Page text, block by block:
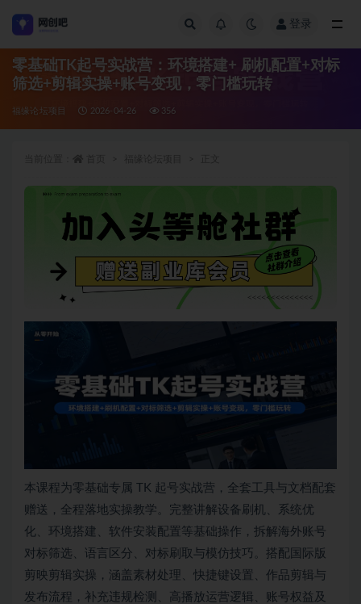
登录
零基础TK起号实战营：环境搭建+ 刷机配置+对标
筛选+剪辑实操+账号变现，零门槛玩转
福缘论坛项目 2026-04-26 356
本课程为零基础专属 TK 起号实战营，全套工具与文档配套
赠送，全程落地实操教学。完整讲解设备刷机、系统优
化、环境搭建、软件安装配置等基础操作，拆解海外账号
对标筛选、语言区分、对标刷取与模仿技巧。搭配国际版
剪映剪辑实操，涵盖素材处理、快捷键设置、作品剪辑与
发布流程，补充违规检测、高播放运营逻辑、账号权益及